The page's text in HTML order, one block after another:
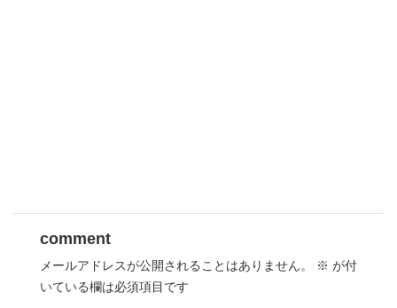
comment
メールアドレスが公開されることはありません。 ※ が付
いている欄は必須項目です